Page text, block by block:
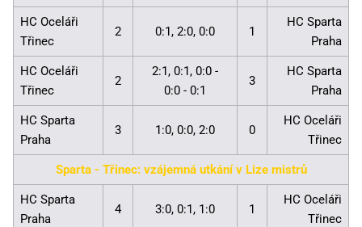
HC Oceláři
Třinec
2 0:1, 2:0, 0:0 1
HC Sparta
Praha
HC Oceláři
Třinec
2
2:1, 0:1, 0:0 -
0:0 - 0:1
3
HC Sparta
Praha
HC Sparta
Praha
3 1:0, 0:0, 2:0 0
HC Oceláři
Třinec
Sparta - Třinec: vzájemná utkání v Lize mistrů
HC Sparta
Praha
4 3:0, 0:1, 1:0 1
HC Oceláři
Třinec